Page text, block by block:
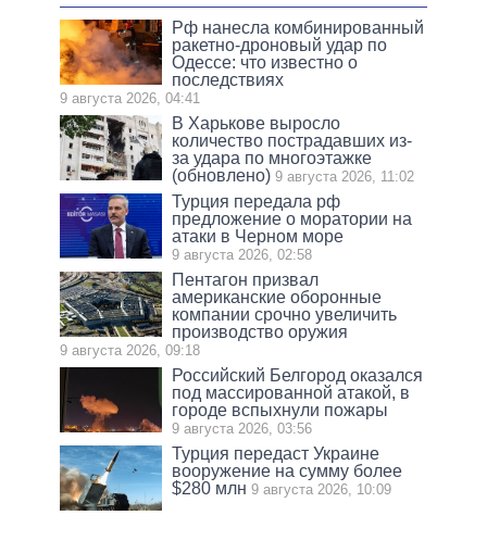
Рф нанесла комбинированный
ракетно-дроновый удар по
Одессе: что известно о
последствиях
9 августа 2026, 04:41
В Харькове выросло
количество пострадавших из-
за удара по многоэтажке
(обновлено) 9 августа 2026, 11:02
Турция передала рф
предложение о моратории на
атаки в Черном море
9 августа 2026, 02:58
Пентагон призвал
американские оборонные
компании срочно увеличить
производство оружия
9 августа 2026, 09:18
Российский Белгород оказался
под массированной атакой, в
городе вспыхнули пожары
9 августа 2026, 03:56
Турция передаст Украине
вооружение на сумму более
$280 млн 9 августа 2026, 10:09